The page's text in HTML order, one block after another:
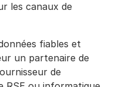
les canaux de
fiables et
un partenaire de
de